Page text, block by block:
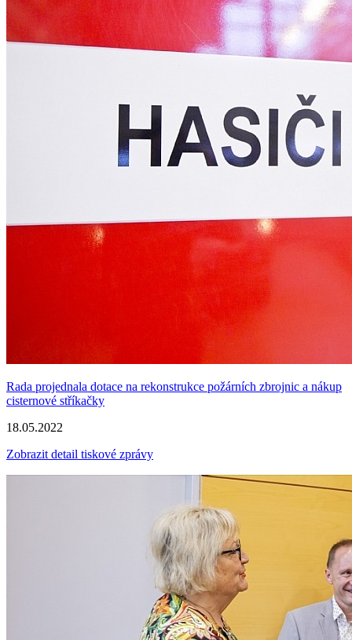
Rada projednala dotace na rekonstrukce požárních zbrojnic a nákup
cisternové stříkačky
18.05.2022
Zobrazit detail tiskové zprávy